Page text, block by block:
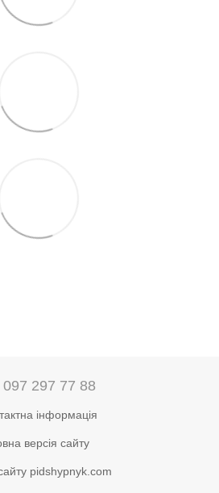
097 297 77 88
інформація
версія сайту
pidshypnyk.com